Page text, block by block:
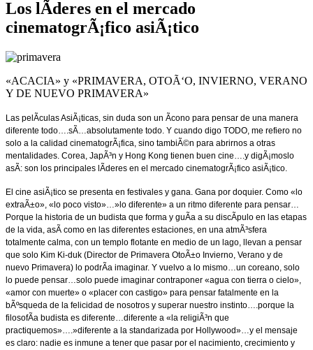
Los lÃ­deres en el mercado
cinematogrÃ¡fico asiÃ¡tico
«ACACIA» y «PRIMAVERA, OTOÃ‘O, INVIERNO, VERANO
Y DE NUEVO PRIMAVERA»
Las pelÃ­culas AsiÃ¡ticas, sin duda son un Ã­cono para pensar de una manera
diferente todo….sÃ­…absolutamente todo. Y cuando digo TODO, me refiero no
solo a la calidad cinematogrÃ¡fica, sino tambiÃ©n para abrirnos a otras
mentalidades. Corea, JapÃ³n y Hong Kong tienen buen cine….y digÃ¡moslo
asÃ­: son los principales lÃ­deres en el mercado cinematogrÃ¡fico asiÃ¡tico.
El cine asiÃ¡tico se presenta en festivales y gana. Gana por doquier. Como «lo
extraÃ±o», «lo poco visto»…»lo diferente» a un ritmo diferente para pensar…
Porque la historia de un budista que forma y guÃ­a a su discÃ­pulo en las etapas
de la vida, asÃ­ como en las diferentes estaciones, en una atmÃ³sfera
totalmente calma, con un templo flotante en medio de un lago, llevan a pensar
que solo Kim Ki-duk (Director de Primavera OtoÃ±o Invierno, Verano y de
nuevo Primavera) lo podrÃ­a imaginar. Y vuelvo a lo mismo…un coreano, solo
lo puede pensar…solo puede imaginar contraponer «agua con tierra o cielo»,
«amor con muerte» o «placer con castigo» para pensar fatalmente en la
bÃºsqueda de la felicidad de nosotros y superar nuestro instinto….porque la
filosofÃ­a budista es diferente…diferente a «la religiÃ³n que
practiquemos»….»diferente a la standarizada por Hollywood»…y el mensaje
es claro: nadie es inmune a tener que pasar por el nacimiento, crecimiento y